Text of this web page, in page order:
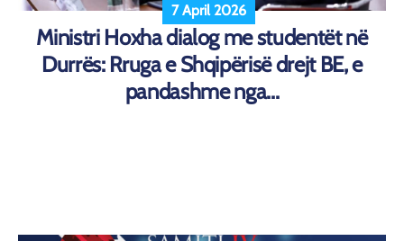
7 April 2026
Ministri Hoxha dialog me studentët në
Durrës: Rruga e Shqipërisë drejt BE, e
pandashme nga...